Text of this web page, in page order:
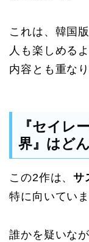
これは、韓国
人も楽しめる
内容とも重なり
『セイレ
界』はど
この2作は、サ
特に向いていま
誰かを疑いな